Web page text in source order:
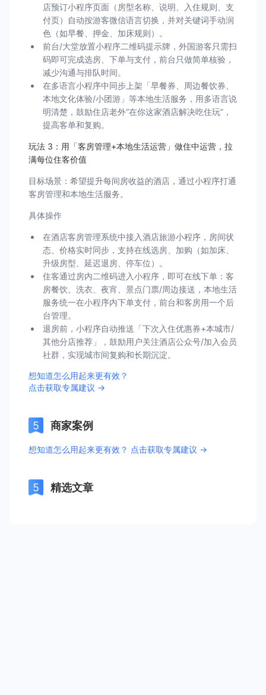
店预订小程序页面（房型名称、说明、入住规则、支
付页）自动按游客微信语言切换，并对关键词手动润
色（如早餐、押金、加床规则）。
前台/大堂放置小程序二维码提示牌，外国游客只需扫
码即可完成选房、下单与支付，前台只做简单核验，
减少沟通与排队时间。
在多语言小程序中同步上架「早餐券、周边餐饮券、
本地文化体验/小团游」等本地生活服务，用多语言说
明清楚，鼓励住店老外“在你这家酒店解决吃住玩”，
提高客单和复购。
玩法 3：用「客房管理+本地生活运营」做住中运营，拉
满每位住客价值
目标场景：希望提升每间房收益的酒店，通过小程序打通
客房管理和本地生活服务。
具体操作
在酒店客房管理系统中接入酒店旅游小程序，房间状
态、价格实时同步，支持在线选房、加购（如加床、
升级房型、延迟退房、停车位）。
住客通过房内二维码进入小程序，即可在线下单：客
房餐饮、洗衣、夜宵、景点门票/周边接送，本地生活
服务统一在小程序内下单支付，前台和客房用一个后
台管理。
退房前，小程序自动推送「下次入住优惠券+本城市/
其他分店推荐」，鼓励用户关注酒店公众号/加入会员
社群，实现城市间复购和长期沉淀。
想知道怎么用起来更有效？
点击获取专属建议 →
商家案例
想知道怎么用起来更有效？ 点击获取专属建议 →
精选文章